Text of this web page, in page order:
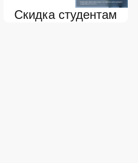
Скидка студентам